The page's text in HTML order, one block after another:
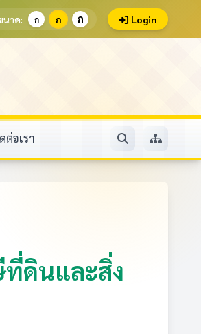
นาด: ก ก ก Login
ต่อเรา
ดินและสิ่ง